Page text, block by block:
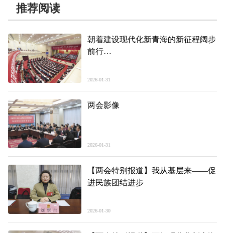
推荐阅读
朝着建设现代化新青海的新征程阔步
前行
2026-01-31
两会影像
2026-01-31
【两会特别报道】我从基层来——促
进民族团结进步
2026-01-30